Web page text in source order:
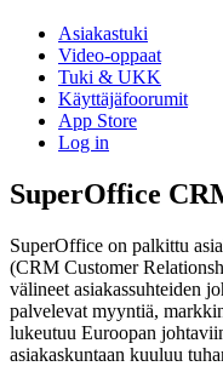
Asiakastuki
Video-oppaat
Tuki & UKK
Käyttäjäfoorumit
App Store
Log in
SuperOffice
SuperOffice on palkittu
(CRM Customer
välineet asiakassuhteiden
palvelevat myyntiä,
lukeutuu Euroopan
asiakaskuntaan kuuluu